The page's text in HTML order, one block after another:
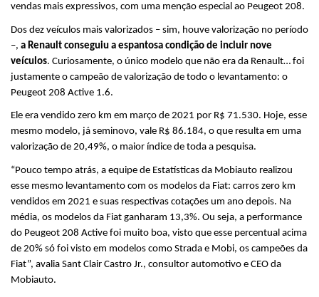
vendas mais expressivos, com uma menção especial ao Peugeot 208.
Dos dez veículos mais valorizados – sim, houve valorização no período
–, a Renault conseguiu a espantosa condição de incluir nove
veículos. Curiosamente, o único modelo que não era da Renault… foi
justamente o campeão de valorização de todo o levantamento: o
Peugeot 208 Active 1.6.
Ele era vendido zero km em março de 2021 por R$ 71.530. Hoje, esse
mesmo modelo, já seminovo, vale R$ 86.184, o que resulta em uma
valorização de 20,49%, o maior índice de toda a pesquisa.
“Pouco tempo atrás, a equipe de Estatísticas da Mobiauto realizou
esse mesmo levantamento com os modelos da Fiat: carros zero km
vendidos em 2021 e suas respectivas cotações um ano depois. Na
média, os modelos da Fiat ganharam 13,3%. Ou seja, a performance
do Peugeot 208 Active foi muito boa, visto que esse percentual acima
de 20% só foi visto em modelos como Strada e Mobi, os campeões da
Fiat”, avalia Sant Clair Castro Jr., consultor automotivo e CEO da
Mobiauto.